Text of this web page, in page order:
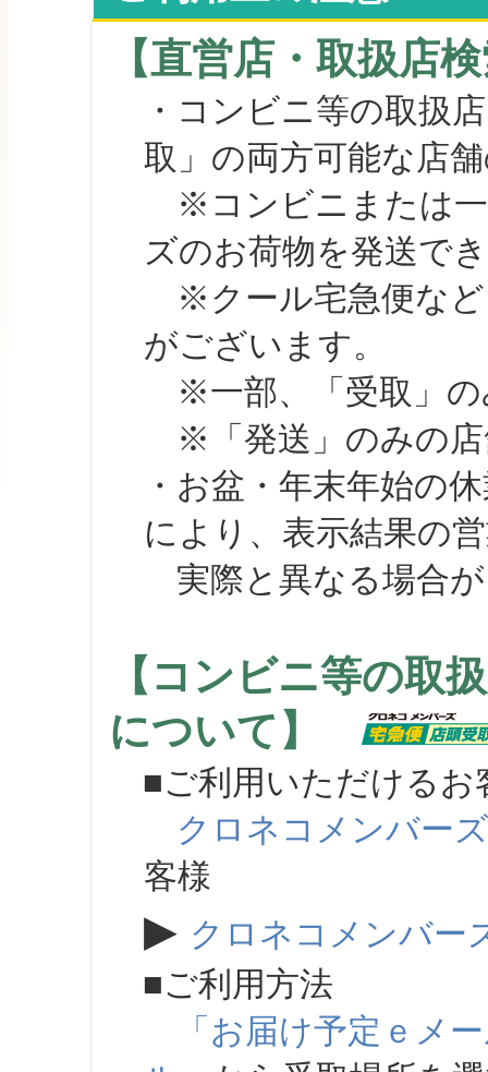
【直営店・取扱店
・コンビニ等の取扱
取」の両方可能な店
※コンビニまたは一
ズのお荷物を発送で
※クール宅急便など
がございます。
※一部、「受取」の
※「発送」のみの店
・お盆・年末年始の
により、表示結果の
実際と異なる場合が
【コンビニ等の取
について】
■ご利用いただけるお
クロネコメンバーズ
客様
▶ クロネコメンバー
■ご利用方法
「お届け予定ｅメ